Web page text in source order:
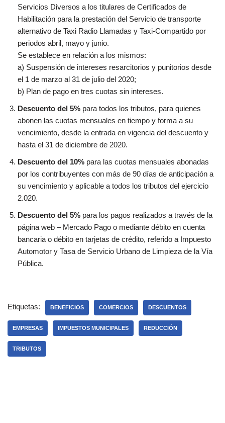
Servicios Diversos a los titulares de Certificados de
Habilitación para la prestación del Servicio de transporte
alternativo de Taxi Radio Llamadas y Taxi-Compartido por
periodos abril, mayo y junio.
Se establece en relación a los mismos:
a) Suspensión de intereses resarcitorios y punitorios desde
el 1 de marzo al 31 de julio del 2020;
b) Plan de pago en tres cuotas sin intereses.
Descuento del 5% para todos los tributos, para quienes
abonen las cuotas mensuales en tiempo y forma a su
vencimiento, desde la entrada en vigencia del descuento y
hasta el 31 de diciembre de 2020.
Descuento del 10% para las cuotas mensuales abonadas
por los contribuyentes con más de 90 días de anticipación a
su vencimiento y aplicable a todos los tributos del ejercicio
2.020.
Descuento del 5% para los pagos realizados a través de la
página web – Mercado Pago o mediante débito en cuenta
bancaria o débito en tarjetas de crédito, referido a Impuesto
Automotor y Tasa de Servicio Urbano de Limpieza de la Vía
Pública.
Etiquetas: BENEFICIOS COMERCIOS DESCUENTOS
EMPRESAS IMPUESTOS MUNICIPALES REDUCCIÓN
TRIBUTOS